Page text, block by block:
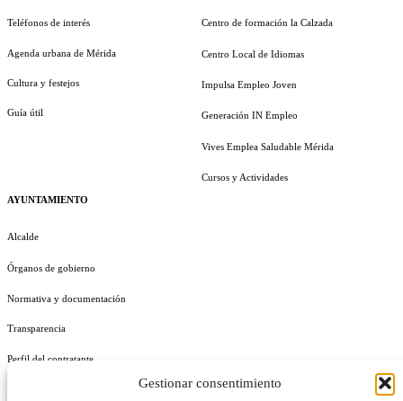
Gestionar consentimiento
Teléfonos de interés
Agenda urbana de Mérida
Cultura y festejos
Guía útil
AYUNTAMIENTO
Alcalde
Órganos de gobierno
Normativa y documentación
Transparencia
Perfil del contratante
Centro de formación la Calzada
Centro Local de Idiomas
Impulsa Empleo Joven
Generación IN Empleo
Vives Emplea Saludable Mérida
Cursos y Actividades